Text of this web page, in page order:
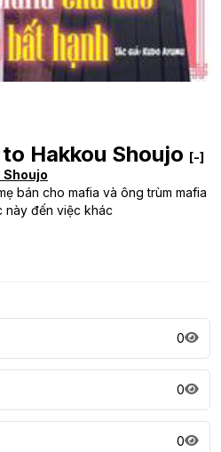
Hakkou Shoujo [-]
Shoujo
bán cho mafia và ông trùm mafia
này đến việc khác
0
0
0